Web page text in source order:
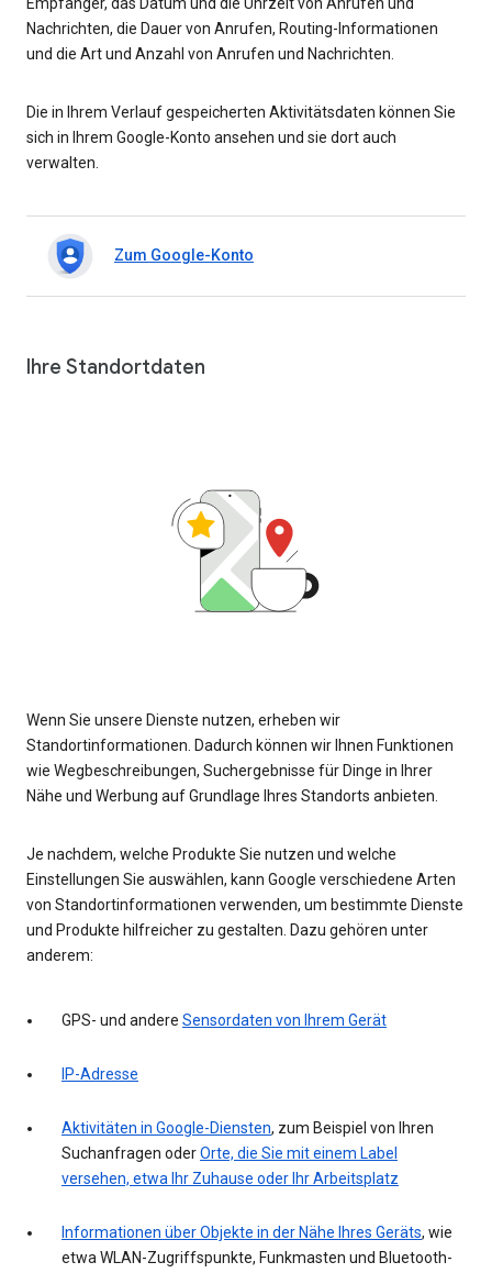
Empfänger, das Datum und die Uhrzeit von Anrufen und
Nachrichten, die Dauer von Anrufen, Routing-Informationen
und die Art und Anzahl von Anrufen und Nachrichten.
Die in Ihrem Verlauf gespeicherten Aktivitätsdaten können Sie
sich in Ihrem Google-Konto ansehen und sie dort auch
verwalten.
Zum Google-Konto
Ihre Standortdaten
Wenn Sie unsere Dienste nutzen, erheben wir
Standortinformationen. Dadurch können wir Ihnen Funktionen
wie Wegbeschreibungen, Suchergebnisse für Dinge in Ihrer
Nähe und Werbung auf Grundlage Ihres Standorts anbieten.
Je nachdem, welche Produkte Sie nutzen und welche
Einstellungen Sie auswählen, kann Google verschiedene Arten
von Standortinformationen verwenden, um bestimmte Dienste
und Produkte hilfreicher zu gestalten. Dazu gehören unter
anderem:
GPS- und andere Sensordaten von Ihrem Gerät
IP-Adresse
Aktivitäten in Google-Diensten, zum Beispiel von Ihren
Suchanfragen oderOrte, die Sie mit einem Label
versehen, etwa Ihr Zuhause oder Ihr Arbeitsplatz
Informationen über Objekte in der Nähe Ihres Geräts, wie
etwa WLAN-Zugriffspunkte, Funkmasten und Bluetooth-